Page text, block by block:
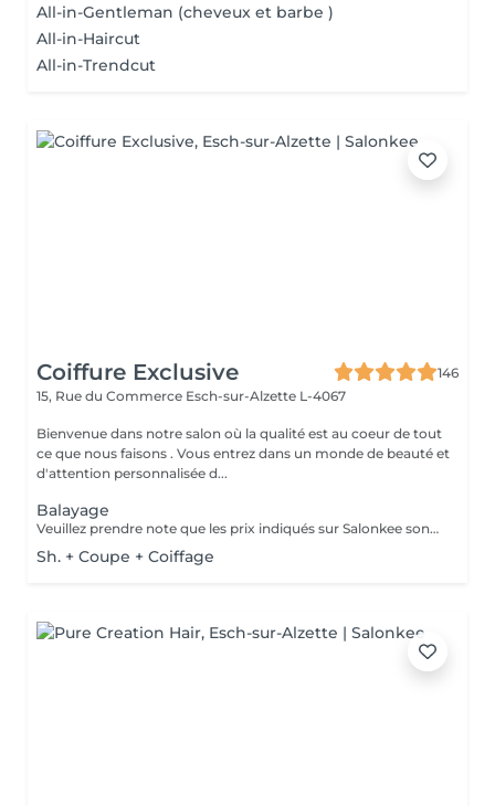
All-in-Gentleman (cheveux et barbe )
All-in-Haircut
All-in-Trendcut
Coiffure Exclusive
146
15, Rue du Commerce Esch-sur-Alzette L-4067
Bienvenue dans notre salon où la qualité est au coeur de tout
ce que nous faisons . Vous entrez dans un monde de beauté et
d'attention personnalisée d...
Balayage
Veuillez prendre note que les prix indiqués sur Salonkee sont communiqués à titre informatif et s'entendent de base. Ces derniers sont susceptibles de varier selon le diagnostic réalisé à votre arrivée au salon et l'expertise du professionnel à qui vous confiez votre beauté. Dans tous les cas, un devis précis vous sera proposé et toutes réalisations de prestations seront effectuées avec votre accord. Un grand merci d'avance pour votre compréhension. Au plaisir de vous recevoir très vite.
Sh. + Coupe + Coiffage